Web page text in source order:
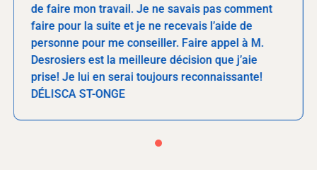
de faire mon travail. Je ne savais pas comment
faire pour la suite et je ne recevais l’aide de
personne pour me conseiller. Faire appel à M.
Desrosiers est la meilleure décision que j’aie
prise! Je lui en serai toujours reconnaissante!
DÉLISCA ST-ONGE